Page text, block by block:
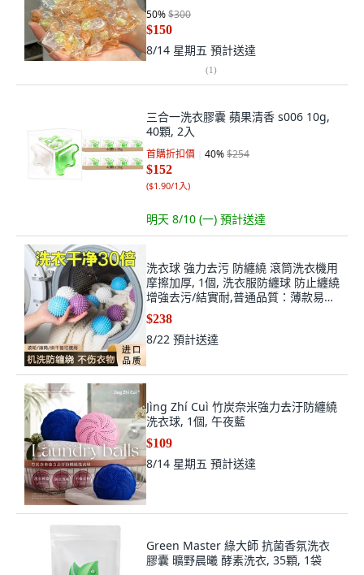
50%$300
$150
8/14 星期五 預計送達
(1)
三合一洗衣膠囊 蘋果清香 s006 10g,
40顆, 2入
首購折扣價 40%$254
$152
($1.90/1入)
明天 8/10 (一) 預計送達
洗衣球 強力去污 防纏繞 滾筒洗衣機用
摩擦加厚, 1個, 洗衣服防纏球 防止纏繞
增強去污/結實耐,普通品質：薄款易破
1小個 去污易纏繞
$238
8/22 預計送達
Jìng Zhí Cuì 竹炭奈米強力去汙防纏繞
洗衣球, 1個, 午夜藍
$109
8/14 星期五 預計送達
Green Master 綠大師 抗菌香氛洗衣
膠囊 曠野晨曦 酵素洗衣, 35顆, 1袋